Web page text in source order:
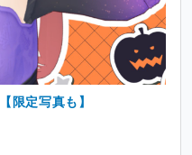
限定写真も】